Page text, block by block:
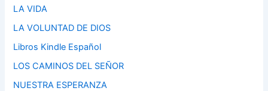
LA VIDA
LA VOLUNTAD DE DIOS
Libros Kindle Español
LOS CAMINOS DEL SEÑOR
NUESTRA ESPERANZA